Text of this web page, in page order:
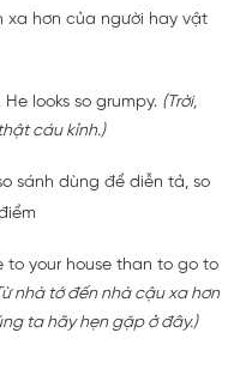
xa hơn của người hay vật
looks so grumpy. (Trời,
cáu kỉnh.)
sánh dùng để diễn tả, so
to your house than to go to
nhà tớ đến nhà cậu xa hơn
ta hãy hẹn gặp ở đây.)